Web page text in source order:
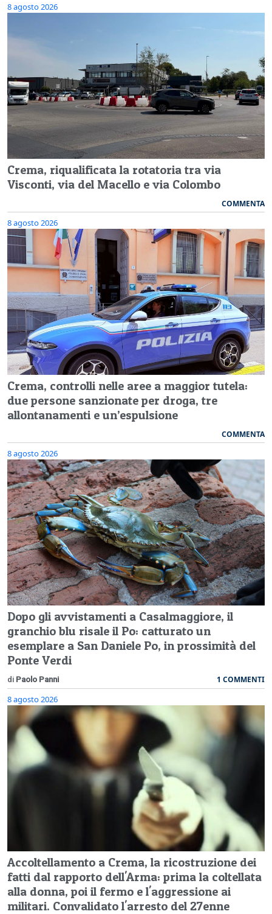
8 agosto 2026
Crema, riqualificata la rotatoria tra via
Visconti, via del Macello e via Colombo
COMMENTA
8 agosto 2026
Crema, controlli nelle aree a maggior tutela:
due persone sanzionate per droga, tre
allontanamenti e un’espulsione
COMMENTA
8 agosto 2026
Dopo gli avvistamenti a Casalmaggiore, il
granchio blu risale il Po: catturato un
esemplare a San Daniele Po, in prossimità del
Ponte Verdi
di Paolo Panni 1 COMMENTI
8 agosto 2026
Accoltellamento a Crema, la ricostruzione dei
fatti dal rapporto dell'Arma: prima la coltellata
alla donna, poi il fermo e l'aggressione ai
militari. Convalidato l'arresto del 27enne